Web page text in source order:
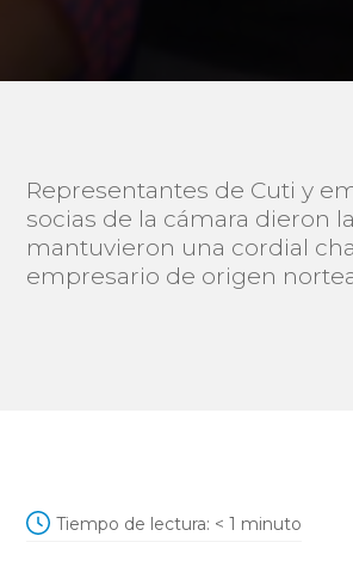
Representantes de Cuti y
socias de la cámara dieron
mantuvieron una cordial
empresario de origen
Tiempo de lectura: < 1 minuto